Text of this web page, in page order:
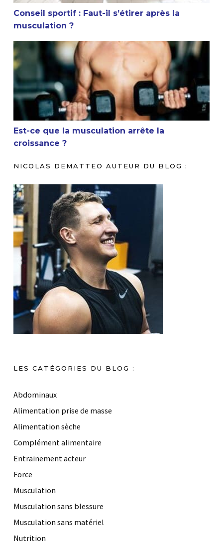
Conseil sportif : Faut-il s’étirer après la
musculation ?
Est-ce que la musculation arrête la croissance ?
Est-ce que la musculation arrête la
croissance ?
NICOLAS DEMATTEO AUTEUR DU BLOG :
LES CATÉGORIES DU BLOG :
Abdominaux
Alimentation prise de masse
Alimentation sèche
Complément alimentaire
Entrainement acteur
Force
Musculation
Musculation sans blessure
Musculation sans matériel
Nutrition